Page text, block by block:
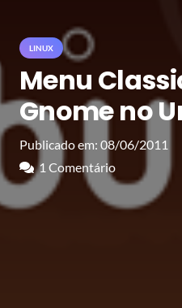
LINUX
Menu
Gnome no
Publicado em: 08/06/2011
1Comentário